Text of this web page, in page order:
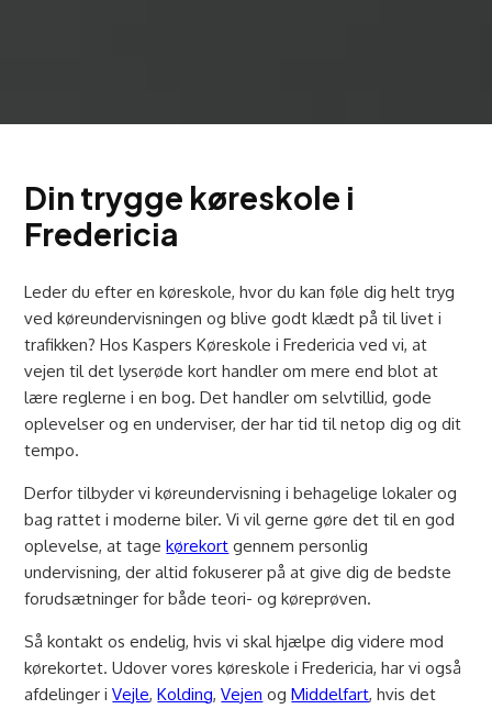
Din trygge køreskole i
Fredericia
Leder du efter en køreskole, hvor du kan føle dig helt tryg
ved køreundervisningen og blive godt klædt på til livet i
trafikken? Hos Kaspers Køreskole i Fredericia ved vi, at
vejen til det lyserøde kort handler om mere end blot at
lære reglerne i en bog. Det handler om selvtillid, gode
oplevelser og en underviser, der har tid til netop dig og dit
tempo.
Derfor tilbyder vi køreundervisning i behagelige lokaler og
bag rattet i moderne biler. Vi vil gerne gøre det til en god
oplevelse, at tagekørekort gennem personlig
undervisning, der altid fokuserer på at give dig de bedste
forudsætninger for både teori- og køreprøven.
Så kontakt os endelig, hvis vi skal hjælpe dig videre mod
kørekortet. Udover vores køreskole i Fredericia, har vi også
afdelinger iVejle,Kolding,Vejen ogMiddelfart, hvis det